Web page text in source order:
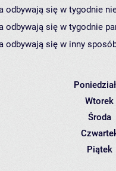
odbywają się w tygodnie
odbywają się w tygodnie
odbywają się w inny
Wtorek
Środa
Piątek